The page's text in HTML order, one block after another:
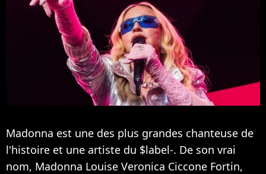
Madonna est une des plus grandes chanteuse de
l'histoire et une artiste du $label-. De son vrai
nom, Madonna Louise Veronica Ciccone Fortin,